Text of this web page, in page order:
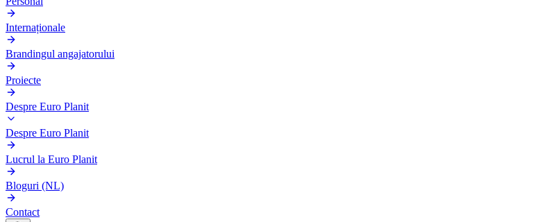
Internaționale
Brandingul angajatorului
Proiecte
Despre Euro Planit
Despre Euro Planit
Lucrul la Euro Planit
Bloguri (NL)
Contact